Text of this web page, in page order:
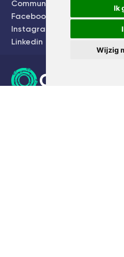
Ik
Wijzig
Community
Facebook
Instagram
Linkedin